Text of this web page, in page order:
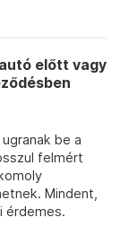
előtt vagy
be a
felmért
Mindent,
érdemes.